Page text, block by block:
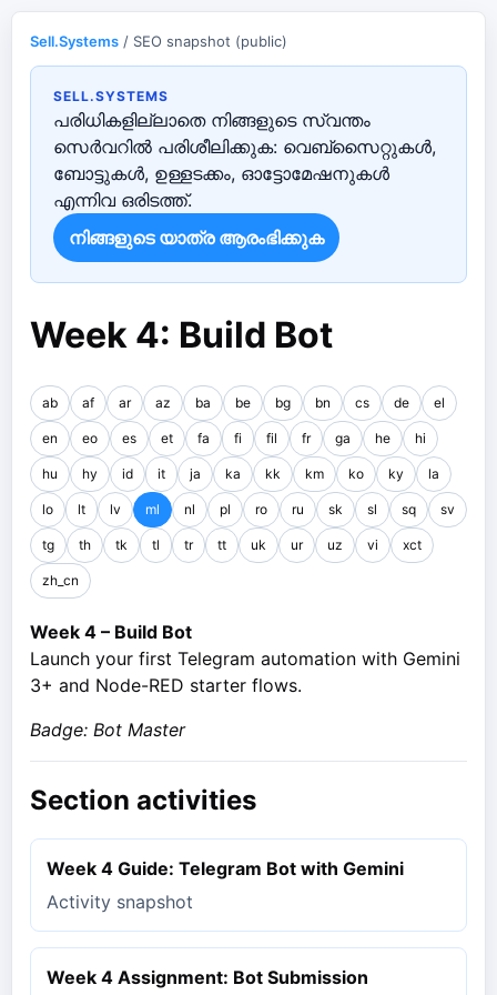
Sell.Systems / SEO snapshot (public)
SELL.SYSTEMS
പരിധികളില്ലാതെ നിങ്ങളുടെ സ്വന്തം
സെർവറിൽ പരിശീലിക്കുക: വെബ്‌സൈറ്റുകൾ,
ബോട്ടുകൾ, ഉള്ളടക്കം, ഓട്ടോമേഷനുകൾ
എന്നിവ ഒരിടത്ത്.
നിങ്ങളുടെ യാത്ര ആരംഭിക്കുക
Week 4: Build Bot
ab af ar az ba be bg bn cs de el
en eo es et fa fi fil fr ga he hi
hu hy id it ja ka kk km ko ky la
lo lt lv ml nl pl ro ru sk sl sq sv
tg th tk tl tr tt uk ur uz vi xct
zh_cn
Week 4 – Build Bot
Launch your first Telegram automation with Gemini
3+ and Node-RED starter flows.
Badge: Bot Master
Section activities
Week 4 Guide: Telegram Bot with Gemini
Activity snapshot
Week 4 Assignment: Bot Submission